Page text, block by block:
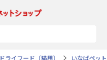
ドライフード（猫用） いなばペッ